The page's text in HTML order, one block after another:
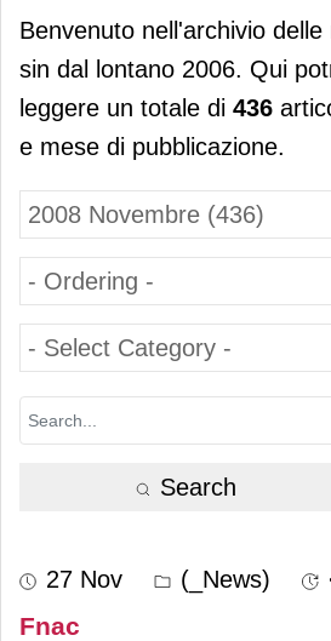
Benvenuto nell'archivio
sin dal lontano 2006. Qui
leggere un totale di 436
e mese di pubblicazione.
Search
27 Nov (_News)
Fnac